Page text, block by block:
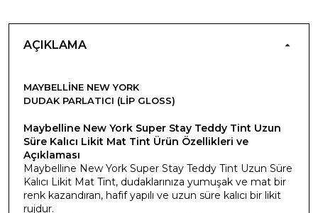
AÇIKLAMA
MAYBELLINE NEW YORK
DUDAK PARLATICI (LIP GLOSS)
Maybelline New York Super Stay Teddy Tint Uzun
Süre Kalıcı Likit Mat Tint Ürün Özellikleri ve
Açıklaması
Maybelline New York Super Stay Teddy Tint Uzun Süre
Kalıcı Likit Mat Tint, dudaklarınıza yumuşak ve mat bir
renk kazandıran, hafif yapılı ve uzun süre kalıcı bir likit
rujdur.